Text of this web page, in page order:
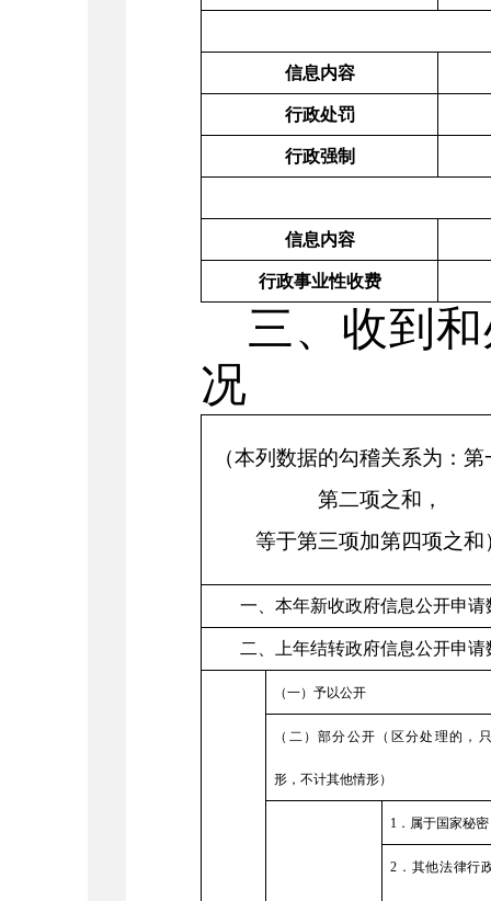
信息内容
行政处罚
行政强制
信息内容
行政事业性收费
三、收到
况
（本列数据的勾稽关系为：
第二项之和，
等于第三项加第四项之和
一、本年新收政府信息公开申请
二、上年结转政府信息公开申请
（一）予以公开
（二）部分公开（区分处理的，
形，不计其他情形）
1 ．属于国家秘密
2 ．其他法律行